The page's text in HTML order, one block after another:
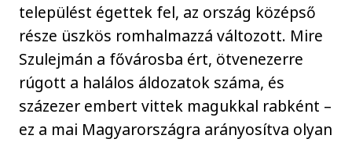
települést égettek fel, az ország középső
része üszkös romhalmazzá változott. Mire
Szulejmán a fővárosba ért, ötvenezerre
rúgott a halálos áldozatok száma, és
százezer embert vittek magukkal rabként –
ez a mai Magyarországra arányosítva olyan